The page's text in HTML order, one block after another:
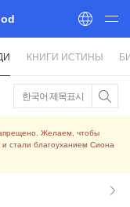
КНИГИ ИСТИНЫ
한국어 제목표시
Желаем, чтобы
стали благоуханием Сиона